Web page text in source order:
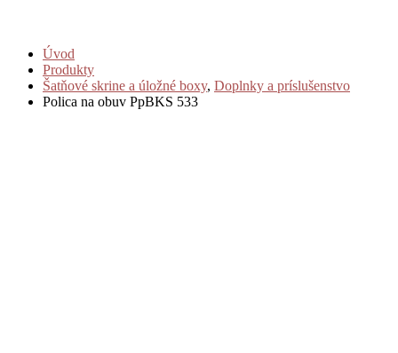
Úvod
Produkty
Šatňové skrine a úložné boxy, Doplnky a príslušenstvo
Polica na obuv PpBKS 533